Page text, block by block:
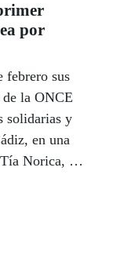
por
febrero sus
la ONCE
solidarias y
en una
Norica, que